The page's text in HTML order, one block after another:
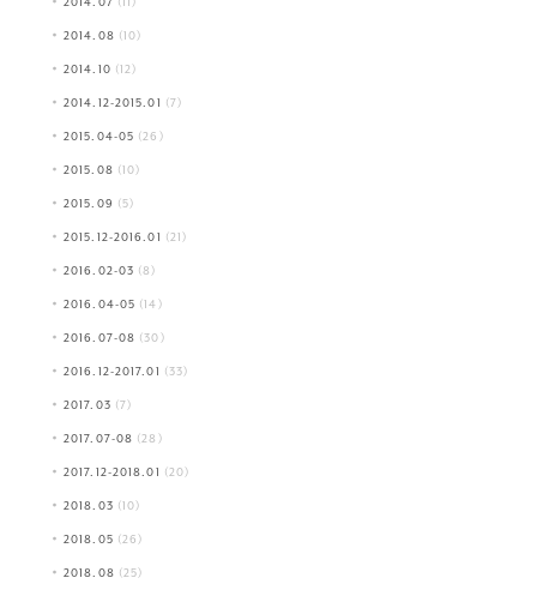
2014.07 (11)
2014.08 (10)
2014.10 (12)
2014.12-2015.01 (7)
2015.04-05 (26)
2015.08 (10)
2015.09 (5)
2015.12-2016.01 (21)
2016.02-03 (8)
2016.04-05 (14)
2016.07-08 (30)
2016.12-2017.01 (33)
2017.03 (7)
2017.07-08 (28)
2017.12-2018.01 (20)
2018.03 (10)
2018.05 (26)
2018.08 (25)